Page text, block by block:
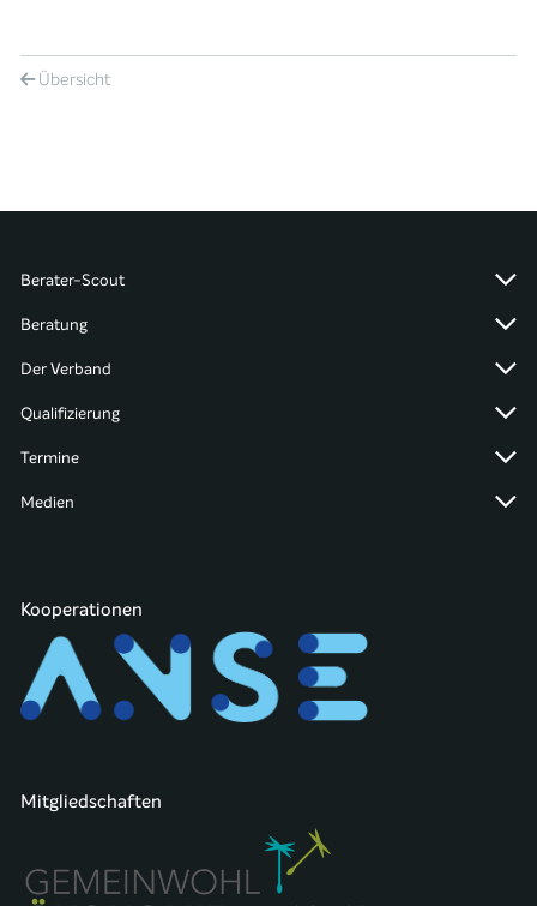
Übersicht
Berater-Scout
Beratung
Der Verband
Qualifizierung
Termine
Medien
Kooperationen
Mitgliedschaften